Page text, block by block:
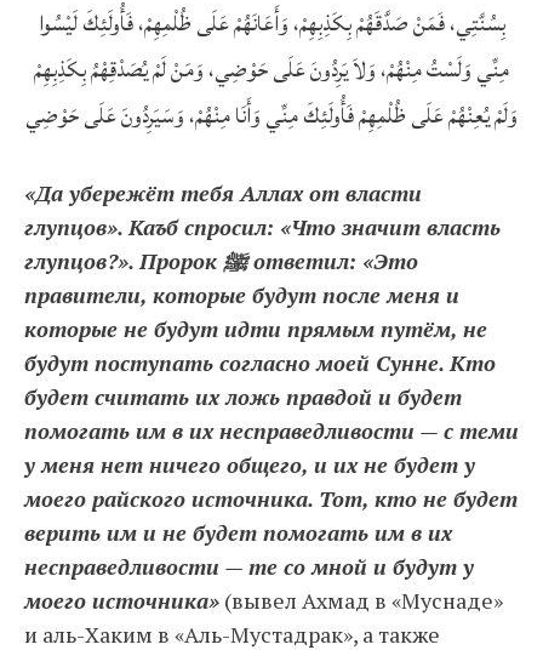
بِسُنَّتِي، فَمَنْ صَدَّقَهُمْ بِكَذِبِهِمْ، وَأَعَانَهُمْ عَلَى ظُلْمِهِمْ، فَأُولَئِكَ لَيْسُوا
مِنِّي وَلَسْتُ مِنْهُمْ، وَلاَ يَرِدُونَ عَلَى حَوْضِي، وَمَنْ لَمْ يُصَدْقِهْمُ بِكَذِبِهِمْ
وَلَمْ يُعِنْهُمْ عَلَى ظُلْمِهِمْ فَأُولَئِكَ مِنِّي وَأَنَا مِنْهُمْ، وَسَيَرِدُونَ عَلَى حَوْضِي
«Да убережёт тебя Аллах от власти
глупцов». Каъб спросил: «Что значит власть
глупцов?». Пророк ﷺ ответил: «Это
правители, которые будут после меня и
которые не будут идти прямым путём, не
будут поступать согласно моей Сунне. Кто
будет считать их ложь правдой и будет
помогать им в их несправедливости — с теми
у меня нет ничего общего, и их не будет у
моего райского источника. Тот, кто не будет
верить им и не будет помогать им в их
несправедливости — те со мной и будут у
моего источника» (вывел Ахмад в «Муснаде»
и аль-Хаким в «Аль-Мустадрак», а также